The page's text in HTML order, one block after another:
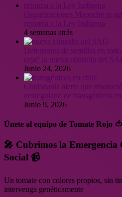
4 semanas atrás
Junio 24, 2026
Ciudadanía alerta que
desregulado de transgénicos en
Junio 9, 2026
Únete al equipo de Tomate Rojo 🍅
🎤 Cubrimos la Emergencia
Social 📹
Un tomate con colores propios, sin
intervenga genéticamente